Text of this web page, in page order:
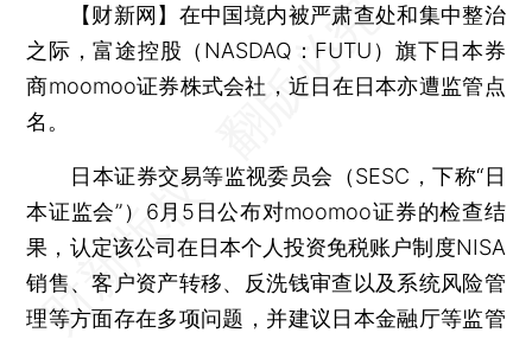
【财新网】 在中国境内被严肃查处和集中整治
之际，富途控股（NASDAQ：FUTU）旗下日本券
商moomoo证券株式会社，近日在日本亦遭监管点
名。
日本证券交易等监视委员会（SESC，下称“日
本证监会”）6月5日公布对moomoo证券的检查结
果，认定该公司在日本个人投资免税账户制度NISA
销售、客户资产转移、反洗钱审查以及系统风险管
理等方面存在多项问题，并建议日本金融厅等监管